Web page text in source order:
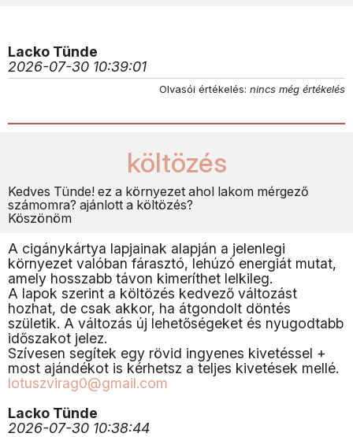
Lacko Tünde
2026-07-30 10:39:01
Olvasói értékelés: nincs még értékelés
költözés
Kedves Tünde! ez a környezet ahol lakom mérgező
számomra? ajánlott a költözés?
Köszönöm
A cigánykártya lapjainak alapján a jelenlegi
környezet valóban fárasztó, lehúzó energiát mutat,
amely hosszabb távon kimeríthet lelkileg.
A lapok szerint a költözés kedvező változást
hozhat, de csak akkor, ha átgondolt döntés
születik. A változás új lehetőségeket és nyugodtabb
időszakot jelez.
Szívesen segítek egy rövid ingyenes kivetéssel +
most ajándékot is kérhetsz a teljes kivetések mellé.
lotuszvirag0@gmail.com
Lacko Tünde
2026-07-30 10:38:44